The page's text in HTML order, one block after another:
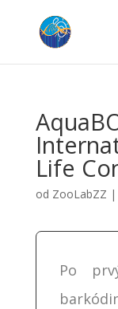
Life
od ZooLabZZ |
Po